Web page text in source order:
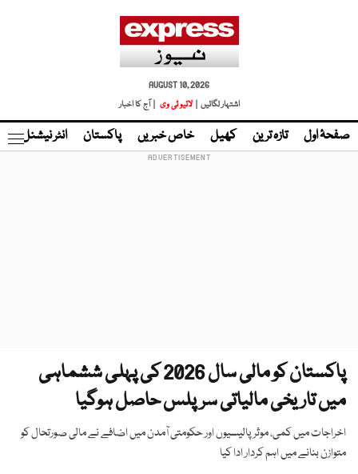
AUGUST 10, 2026
اشتہار لگائیں |
لائیو ٹی وی | آج کا اخبار
صفحۂ اول تازہ ترین کھیل خاص خبریں پاکستان انٹر نیشنل
پاکستان کو مالی سال 2026 کی پہلی ششماہی
میں تاریخی مالیاتی سرپلس حاصل ہوگیا
اخراجات میں کمی، موثر پالیسیوں اور حکومتی آمدن میں اضافے نے مالی صورتحال کو
متوازن بنانے میں اہم کردار ادا کیا